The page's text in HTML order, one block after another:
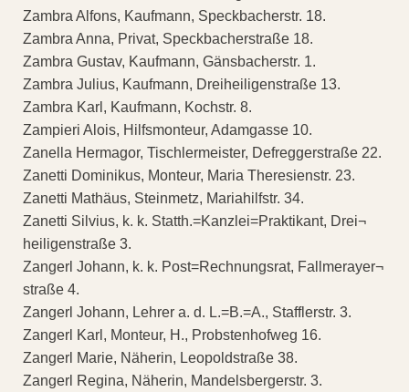
Zambra Alfons, Kaufmann, Speckbacherstr. 18.
Zambra Anna, Privat, Speckbacherstraße 18.
Zambra Gustav, Kaufmann, Gänsbacherstr. 1.
Zambra Julius, Kaufmann, Dreiheiligenstraße 13.
Zambra Karl, Kaufmann, Kochstr. 8.
Zampieri Alois, Hilfsmonteur, Adamgasse 10.
Zanella Hermagor, Tischlermeister, Defreggerstraße 22.
Zanetti Dominikus, Monteur, Maria Theresienstr. 23.
Zanetti Mathäus, Steinmetz, Mariahilfstr. 34.
Zanetti Silvius, k. k. Statth.=Kanzlei=Praktikant, Drei¬
heiligenstraße 3.
Zangerl Johann, k. k. Post=Rechnungsrat, Fallmerayer¬
straße 4.
Zangerl Johann, Lehrer a. d. L.=B.=A., Stafflerstr. 3.
Zangerl Karl, Monteur, H., Probstenhofweg 16.
Zangerl Marie, Näherin, Leopoldstraße 38.
Zangerl Regina, Näherin, Mandelsbergerstr. 3.